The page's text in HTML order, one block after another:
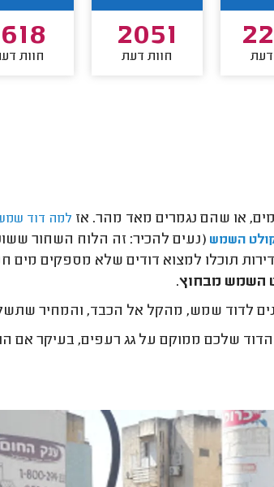
דעת
2051
חוות דעת חוות
או שהם נגמרים מאד מהר. אז למה דוד
השמש (נעים להכיר: זה הלוח השחור
תוכלו למצוא דודים שלא מספקים מים
השמש מבחוץ.
לדוד שמש, מהקל אל הכבד, והמחיר
שלכם ממוקם על גג רעפים, בעיקר אם